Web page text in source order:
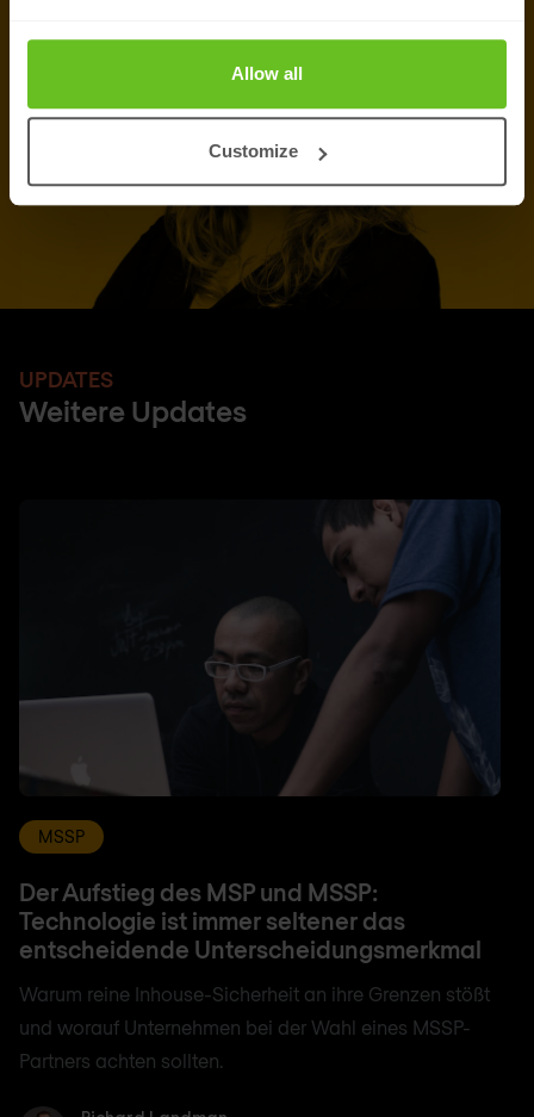
Allow all
Customize
UPDATES
Weitere Updates
MSSP
Der Aufstieg des MSP und MSSP:
Technologie ist immer seltener das
entscheidende Unterscheidungsmerkmal
Warum reine Inhouse-Sicherheit an ihre Grenzen stößt
und worauf Unternehmen bei der Wahl eines MSSP-
Partners achten sollten.